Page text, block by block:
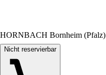
HORNBACH Bornheim (Pfalz)
Nicht reservierbar